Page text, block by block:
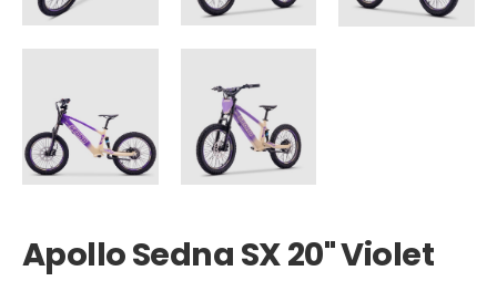
Apollo Sedna SX 20" Violet